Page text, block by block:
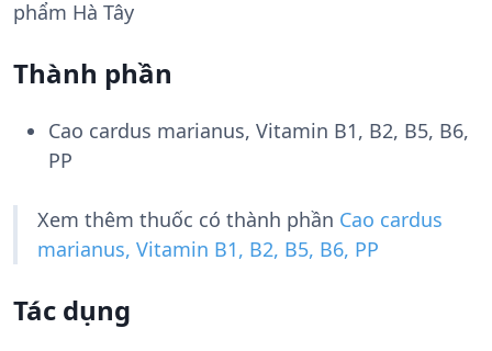
phẩm Hà Tây
Thành phần
Cao cardus marianus, Vitamin B1, B2, B5, B6,
PP
Xem thêm thuốc có thành phần Cao cardus
marianus, Vitamin B1, B2, B5, B6, PP
Tác dụng